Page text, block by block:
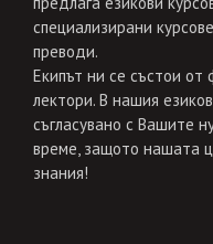
специализирани
преводи.
Екипът ни се състои
лектори. В нашия
съгласувано с Вашите
време, защото нашата
знания!